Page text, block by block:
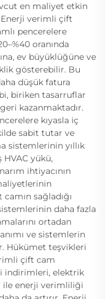
en maliyet etkin
Enerji verimli çift
pencerelere
oranında
ev büyüklüğüne ve
gösterebilir. Bu
düşük fatura
biriken tasarruflar
kazanmaktadır.
kıyasla iç
sabit tutar ve
sistemlerinin yıllık
HVAC yükü,
ihtiyacının
sağladığı
daha fazla
ortadan
ve sistemlerin
Hükümet teşvikleri
çift cam
indirimleri, elektrik
ile enerji verimliliği